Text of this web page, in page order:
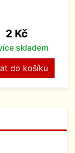
Cena
2 Kč
skladem
do košíku